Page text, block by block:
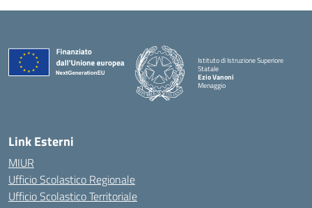
Istituto di Istruzione Superiore
Statale
Ezio Vanoni
Menaggio
— Visita la pagina iniziale della scuola
Link Esterni
MIUR
Ufficio Scolastico Regionale
Ufficio Scolastico Territoriale